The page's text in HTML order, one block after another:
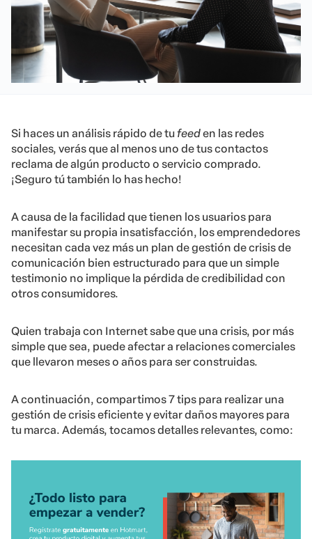
Si haces un análisis rápido de tufeeden las redes
sociales, verás que al menos uno de tus contactos
reclama de algún producto o servicio comprado.
¡Seguro tú también lo has hecho!
A causa de la facilidad que tienen los usuarios para
manifestar su propia insatisfacción, los emprendedores
necesitan cada vez más un plan de gestión de crisis de
comunicación bien estructurado para que un simple
testimonio no implique la pérdida de credibilidad con
otros consumidores.
Quien trabaja con Internet sabe que una crisis, por más
simple que sea, puede afectar a relaciones comerciales
que llevaron meses o años para ser construidas.
A continuación, compartimos 7 tips para realizar una
gestión de crisis eficiente y evitar daños mayores para
tu marca. Además, tocamos detalles relevantes, como: